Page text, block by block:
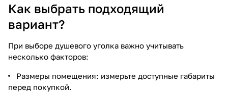
Как выбрать подходящий
вариант?
При выборе душевого уголка важно учитывать
несколько факторов:
Размеры помещения: измерьте доступные габариты
перед покупкой.